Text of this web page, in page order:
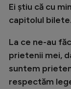
Ei știu că cu
capitolul bilete.
La ce ne-au
prietenii mei,
suntem
respectăm